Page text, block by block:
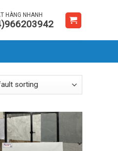
HÀNG NHANH